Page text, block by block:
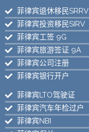
菲律宾退休移民SRRV
菲律宾投资移民SIRV
菲律宾工签 9G
菲律宾旅游签证 9A
菲律宾公司注册
菲律宾银行开户
菲律宾LTO驾驶证
菲律宾汽车年检过户
菲律宾NBI